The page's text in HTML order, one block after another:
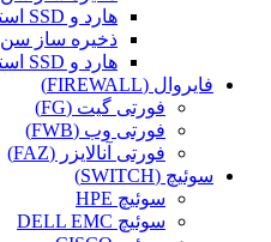
هارد و SSD استوریج HPE
ذخیره ساز سن DELL EMC
هارد و SSD استوریج DELL EMC
فایروال (FIREWALL)
فورتی گیت (FG)
فورتی وب (FWB)
فورتی آنالایزر (FAZ)
سوئیچ (SWITCH)
سوئیچ HPE
سوئیچ DELL EMC